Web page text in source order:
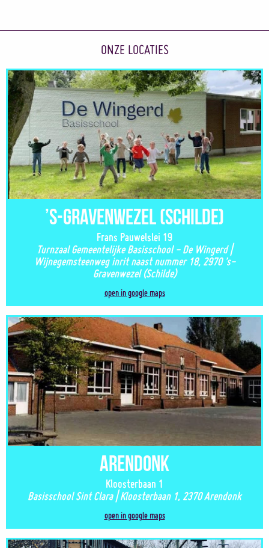
ONZE LOCATIES
’s-Gravenwezel (Schilde)
Frans Pauwelslei 19
Turnzaal Gemeentelijke Basisschool - De Wingerd |
Wijnegemsteenweg inrit naast nummer 18, 2970 ’s-
Gravenwezel (Schilde)
open in google maps
Arendonk
Kloosterbaan 1
Basisschool Sint Clara | Kloosterbaan 1, 2370 Arendonk
open in google maps